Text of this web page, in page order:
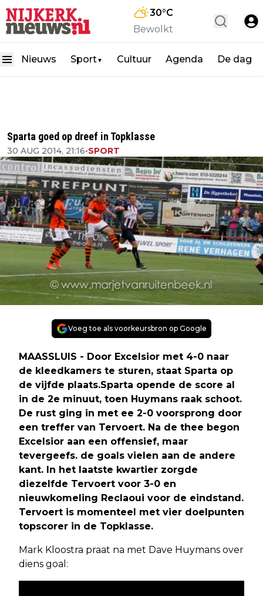
30°C
Bewolkt
Nieuws Sport▼ Cultuur Agenda De dag
Sparta goed op dreef in Topklasse
30 AUG 2014, 21:16•SPORT
Voeg toe als voorkeursbron op Google
MAASSLUIS - Door Excelsior met 4-0 naar
de kleedkamers te sturen, staat Sparta op
de vijfde plaats.Sparta opende de score al
in de 2e minuut, toen Huymans raak schoot.
De rust ging in met ee 2-0 voorsprong door
een treffer van Tervoert. Na de thee begon
Excelsior aan een offensief, maar
tevergeefs. de goals vielen aan de andere
kant. In het laatste kwartier zorgde
diezelfde Tervoert voor 3-0 en
nieuwkomeling Reclaoui voor de eindstand.
Tervoert is momenteel met vier doelpunten
topscorer in de Topklasse.
Mark Kloostra praat na met Dave Huymans over
diens goal: